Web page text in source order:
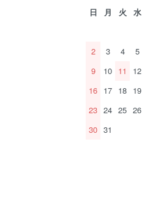
日 月 火 水
2
3 4 5
9
10 11 12
16 17 18 19
23 24 25 26
30 31